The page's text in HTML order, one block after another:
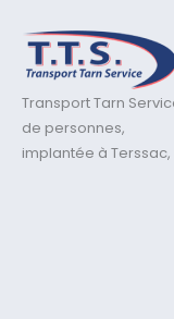
Transport Tarn
de personnes,
implantée à